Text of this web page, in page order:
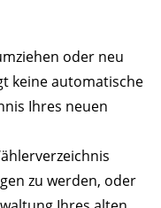
oder neu
keine automatische
Ihres neuen
zu werden, oder